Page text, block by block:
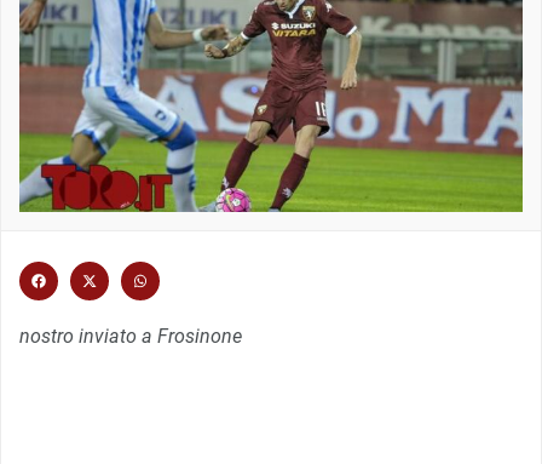
nostro inviato a Frosinone